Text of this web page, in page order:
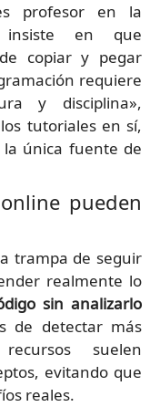
profesor en la
insiste en que
copiar y pegar
requiere
y disciplina»,
tutoriales en sí,
única fuente de
pueden
trampa de seguir
realmente lo
sin analizarlo
de detectar más
suelen
evitando que
reales.